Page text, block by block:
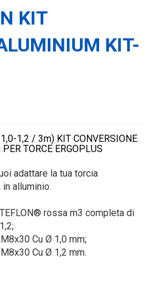
KIT
KIT-
1,2 / 3m) KIT CONVERSIONE
TORCE ERGOPLUS
adattare la tua torcia
in alluminio.
rossa m3 completa di
Cu Ø 1,0 mm;
Cu Ø 1,2 mm.